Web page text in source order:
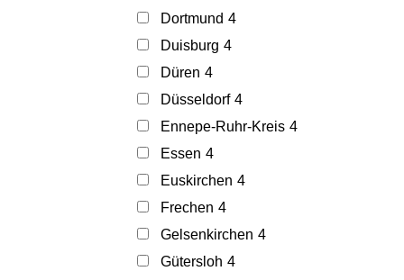
Dortmund 4
Duisburg 4
Düren 4
Düsseldorf 4
Ennepe-Ruhr-Kreis 4
Essen 4
Euskirchen 4
Frechen 4
Gelsenkirchen 4
Gütersloh 4